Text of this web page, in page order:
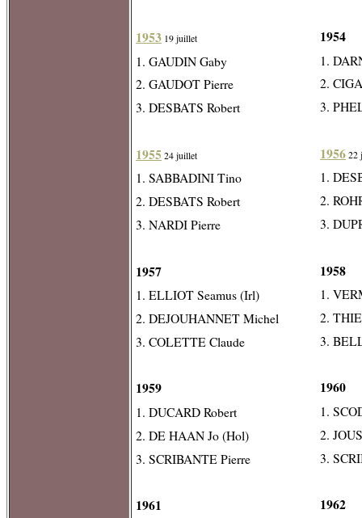
1953 19 juillet
1. GAUDIN Gaby
2. GAUDOT Pierre
3. DESBATS Robert
1955 24 juillet
1. SABBADINI Tino
2. DESBATS Robert
3. NARDI Pierre
1957
1. ELLIOT Seamus (Irl)
2. DEJOUHANNET Michel
3. COLETTE Claude
1959
1. DUCARD Robert
2. DE HAAN Jo (Hol)
3. SCRIBANTE Pierre
1961
1954
1.
2.
3.
1956 22
1.
2.
3.
1958
1.
2.
3.
1960
1.
2.
3.
1962